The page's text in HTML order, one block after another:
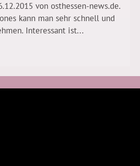
von osthessen-news.de.
kann man sehr schnell und
Interessant ist...